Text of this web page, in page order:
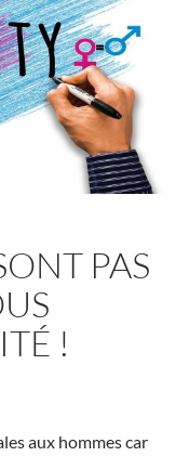
PAS
!
aux hommes car